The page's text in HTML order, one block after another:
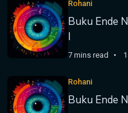
Rohani
Buku Ende
I
7 mins read
Rohani
Buku Ende